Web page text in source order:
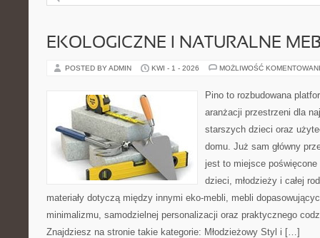
EKOLOGICZNE I NATURALNE
POSTED BY ADMIN KWI - 1 - 2026 MOŻLIWOŚĆ
Pino to rozbudowana
aranżacji przestrzeni dla
starszych dzieci oraz
domu. Już sam główny
jest to miejsce
dzieci, młodzieży i całej
materiały dotyczą między innymi eko-mebli, mebli
minimalizmu, samodzielnej personalizacji oraz praktycznego
Znajdziesz na stronie takie kategorie: Młodzieżowy Styl i […]